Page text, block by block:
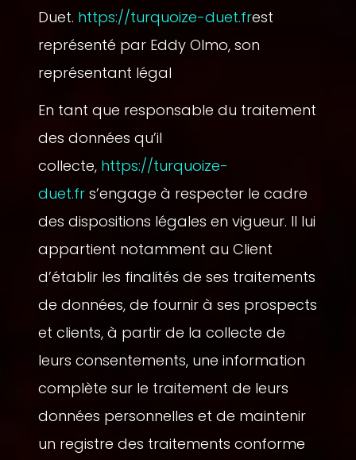
Duet. https://turquoize-duet.frest
représenté par Eddy Olmo, son
représentant légal
En tant que responsable du traitement
des données qu’il
collecte, https://turquoize-
duet.frs’engage à respecter le cadre
des dispositions légales en vigueur. Il lui
appartient notamment au Client
d’établir les finalités de ses traitements
de données, de fournir à ses prospects
et clients, à partir de la collecte de
leurs consentements, une information
complète sur le traitement de leurs
données personnelles et de maintenir
un registre des traitements conforme